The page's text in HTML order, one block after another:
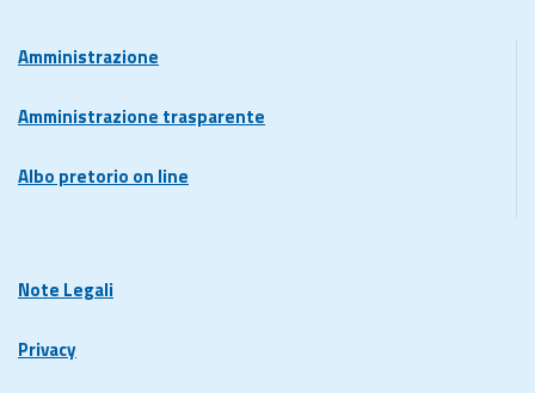
Amministrazione
Amministrazione trasparente
Albo pretorio on line
Note Legali
Privacy